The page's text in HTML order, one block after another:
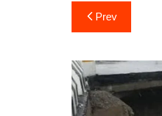
Post
navigation
Prev